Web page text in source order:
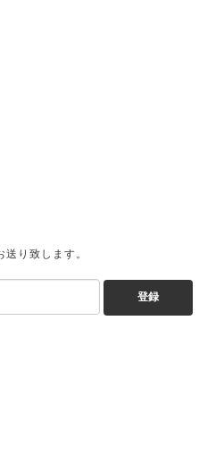
り致します。
登録